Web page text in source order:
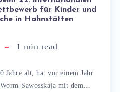
für Kinder und
in Hahnstätten
1 min read
Jahre alt, hat vor einem Jahr
Sawosskaja mit dem…